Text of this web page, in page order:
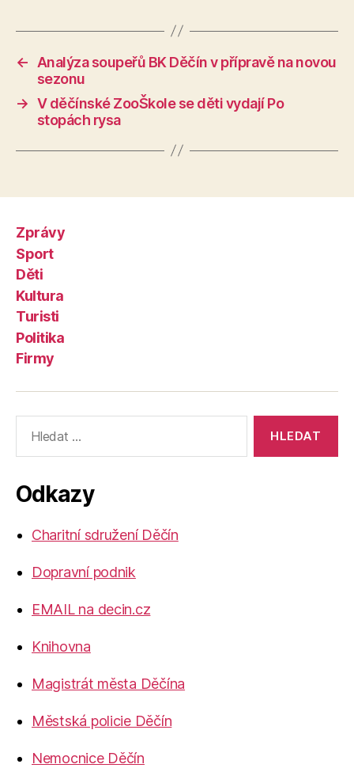
←
Analýza soupeřů BK Děčín v přípravě na novou
sezonu
→ V děčínské ZooŠkole se děti vydají Po
stopách rysa
Zprávy
Sport
Děti
Kultura
Turisti
Politika
Firmy
vyhledávání:
Odkazy
Charitní sdružení Děčín
Dopravní podnik
EMAIL na decin.cz
Knihovna
Magistrát města Děčína
Městská policie Děčín
Nemocnice Děčín